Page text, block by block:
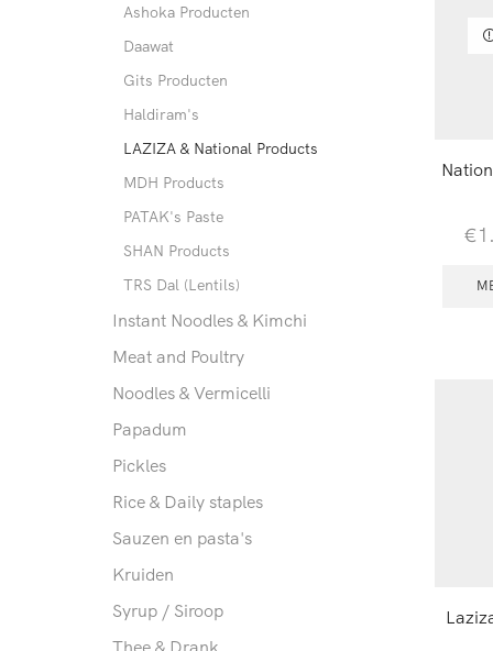
€
Ashoka Producten
Daawat
Gits Producten
Haldiram's
LAZIZA & National Products
MDH Products
PATAK's Paste
SHAN Products
TRS Dal (Lentils)
Instant Noodles & Kimchi
Meat and Poultry
Noodles & Vermicelli
Papadum
Pickles
Rice & Daily staples
Sauzen en pasta's
Kruiden
Syrup / Siroop